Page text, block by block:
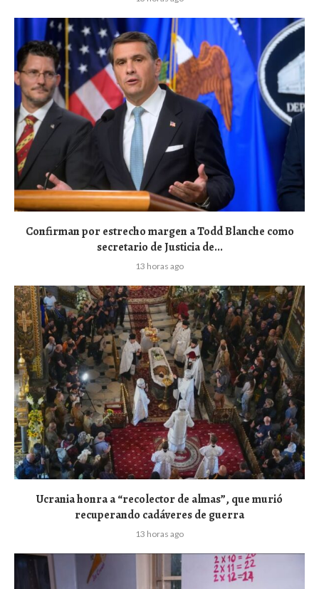
Confirman por estrecho margen a Todd Blanche como
secretario de Justicia de...
13 horas ago
Ucrania honra a “recolector de almas”, que murió
recuperando cadáveres de guerra
13 horas ago